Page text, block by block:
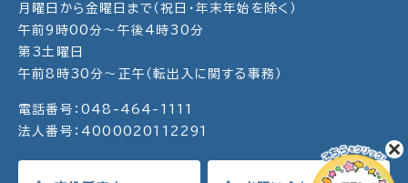
月曜日から金曜日まで（祝日・年末年始を除く）
午前9時00分～午後4時30分
第3土曜日
午前8時30分～正午（転出入に関する事務）
電話番号：048-464-1111
法人番号：4000020112291